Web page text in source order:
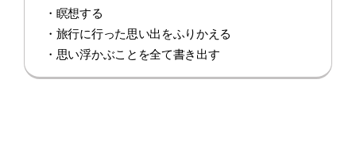
・瞑想する
・旅行に行った思い出をふりかえる
・思い浮かぶことを全て書き出す